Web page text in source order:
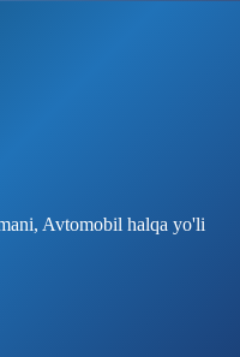
Avtomobil halqa yo'li